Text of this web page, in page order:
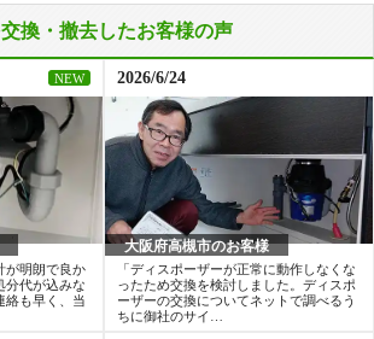
交換できるくん価格
工事費用込み価格
117,100
商品詳細はこちら
換・撤去したお客様の声
NEW
が明朗で良か
分代が込みな
絡も早く、当
2026/6/24
大阪府高槻市のお客様
「ディスポーザーが正常に動作しなくな
ったため交換を検討しました。ディスポ
ーザーの交換についてネットで調べるう
ちに御社のサイ…